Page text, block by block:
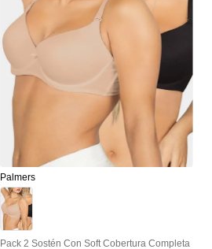
Palmers
Pack 2 Sostén Con Soft Cobertura Completa